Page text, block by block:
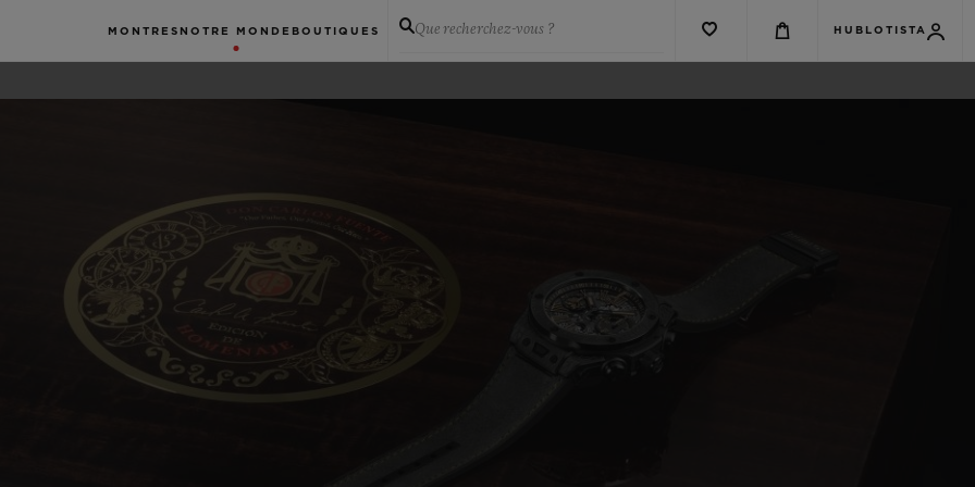
MONTRES NOTRE MONDE BOUTIQUES Que recherchez-vous ? HUBLOTISTA